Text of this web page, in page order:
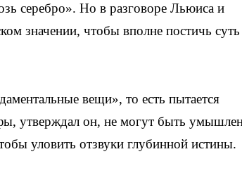
серебро». Но в разговоре Льюиса и
значении, чтобы вполне постичь суть
вещи», то есть пытается
утверждал он, не могут быть
уловить отзвуки глубинной истины.